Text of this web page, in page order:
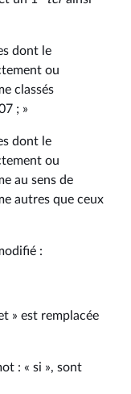
dont le
ou
classés
; »
dont le
ou
au sens de
autres que ceux
:
» est remplacée
: « si », sont